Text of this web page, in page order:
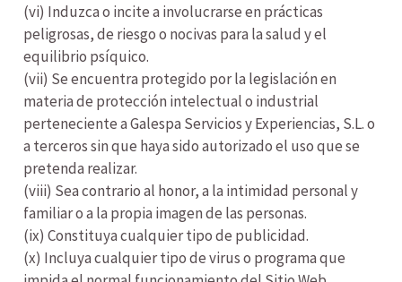
(vi) Induzca o incite a involucrarse en prácticas
peligrosas, de riesgo o nocivas para la salud y el
equilibrio psíquico.
(vii) Se encuentra protegido por la legislación en
materia de protección intelectual o industrial
perteneciente a Galespa Servicios y Experiencias, S.L. o
a terceros sin que haya sido autorizado el uso que se
pretenda realizar.
(viii) Sea contrario al honor, a la intimidad personal y
familiar o a la propia imagen de las personas.
(ix) Constituya cualquier tipo de publicidad.
(x) Incluya cualquier tipo de virus o programa que